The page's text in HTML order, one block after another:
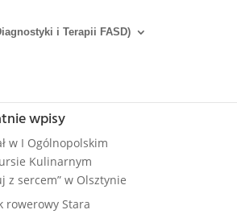
i Terapii FASD)
wpisy
w I Ogólnopolskim
Kulinarnym
z sercem” w Olsztynie
rowerowy Stara